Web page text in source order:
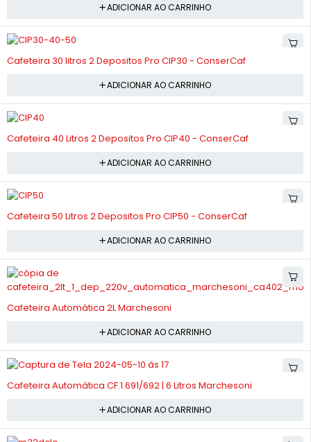
ADICIONAR AO CARRINHO
Cafeteira 30 litros 2 Depositos Pro CIP30 - ConserCaf
ADICIONAR AO CARRINHO
Cafeteira 40 Litros 2 Depositos Pro CIP40 - ConserCaf
ADICIONAR AO CARRINHO
Cafeteira 50 Litros 2 Depositos Pro CIP50 - ConserCaf
ADICIONAR AO CARRINHO
Cafeteira Automática 2L Marchesoni
ADICIONAR AO CARRINHO
Cafeteira Automática CF.1.691/692 | 6 Litros Marchesoni
ADICIONAR AO CARRINHO